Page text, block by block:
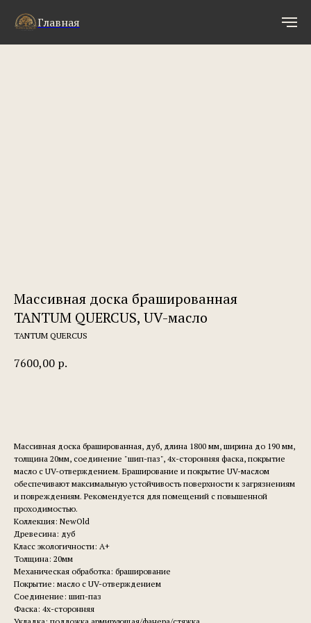
Главная
Массивная доска брашированная
TANTUM QUERCUS, UV-масло
TANTUM QUERCUS
7600,00 р.
Массивная доска брашированная, дуб, длина 1800 мм, ширина до 190 мм,
толщина 20мм, соединение "шип-паз", 4х-сторонняя фаска, покрытие
масло с UV-отверждением. Браширование и покрытие UV-маслом
обеспечивают максимальную устойчивость поверхности к загрязнениям
и повреждениям. Рекомендуется для помещений с повышенной
проходимостью.
Коллекция: NewOld
Древесина: дуб
Класс экологичности: А+
Толщина: 20мм
Механическая обработка: браширование
Покрытие: масло с UV-отверждением
Соединение: шип-паз
Фаска: 4х-сторонняя
Укладка: подложка армирующая/фанера/стяжка